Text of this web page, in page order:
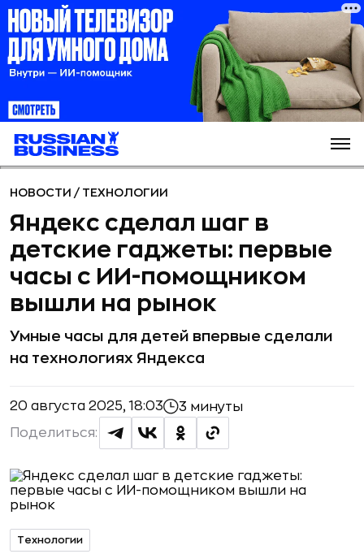
НОВОСТИ / ТЕХНОЛОГИИ
Яндекс сделал шаг в
детские гаджеты: первые
часы с ИИ-помощником
вышли на рынок
Умные часы для детей впервые сделали
на технологиях Яндекса
20 августа 2025, 18:03 3 минуты
Поделиться:
Технологии